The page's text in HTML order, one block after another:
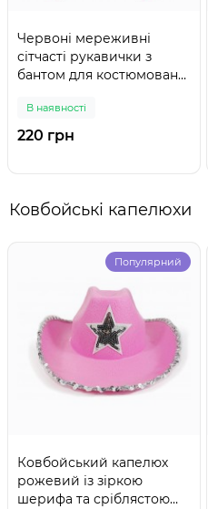
Червоні мереживні
сітчасті рукавички з
бантом для костюмованої
розмір
В наявності
220 грн
Ковбойські капелюхи
Популярний
Ковбойський капелюх
рожевий із зіркою
шерифа та сріблястою